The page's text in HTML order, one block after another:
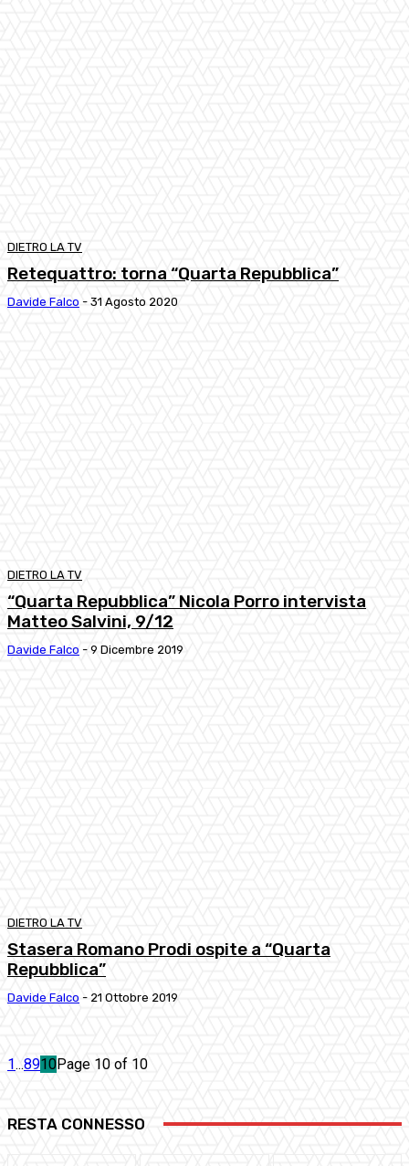
DIETRO LA TV
Retequattro: torna “Quarta Repubblica”
Davide Falco - 31 Agosto 2020
DIETRO LA TV
“Quarta Repubblica” Nicola Porro intervista
Matteo Salvini, 9/12
Davide Falco - 9 Dicembre 2019
DIETRO LA TV
Stasera Romano Prodi ospite a “Quarta
Repubblica”
Davide Falco - 21 Ottobre 2019
1...8910Page 10 of 10
RESTA CONNESSO